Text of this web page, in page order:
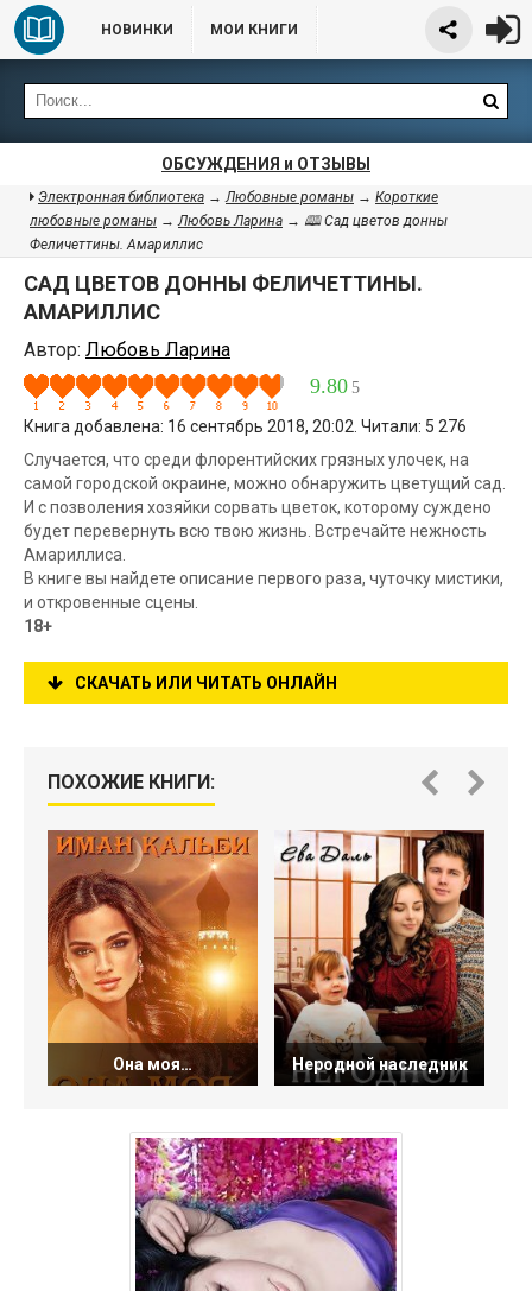
НОВИНКИ МОИ КНИГИ
ОБСУЖДЕНИЯ и ОТЗЫВЫ
Электронная библиотека →Любовные романы → Короткие
любовные романы →Любовь Ларина → 🕮 Сад цветов донны
Феличеттины. Амариллис
САД ЦВЕТОВ ДОННЫ ФЕЛИЧЕТТИНЫ.
АМАРИЛЛИС
Автор: Любовь Ларина
9.80 5
Книга добавлена: 16 сентябрь 2018, 20:02. Читали: 5 276
Случается, что среди флорентийских грязных улочек, на
самой городской окраине, можно обнаружить цветущий сад.
И с позволения хозяйки сорвать цветок, которому суждено
будет перевернуть всю твою жизнь. Встречайте нежность
Амариллиса.
В книге вы найдете описание первого раза, чуточку мистики,
и откровенные сцены.
18+
СКАЧАТЬ ИЛИ ЧИТАТЬ ОНЛАЙН
ПОХОЖИЕ КНИГИ:
Она моя… Неродной наследник